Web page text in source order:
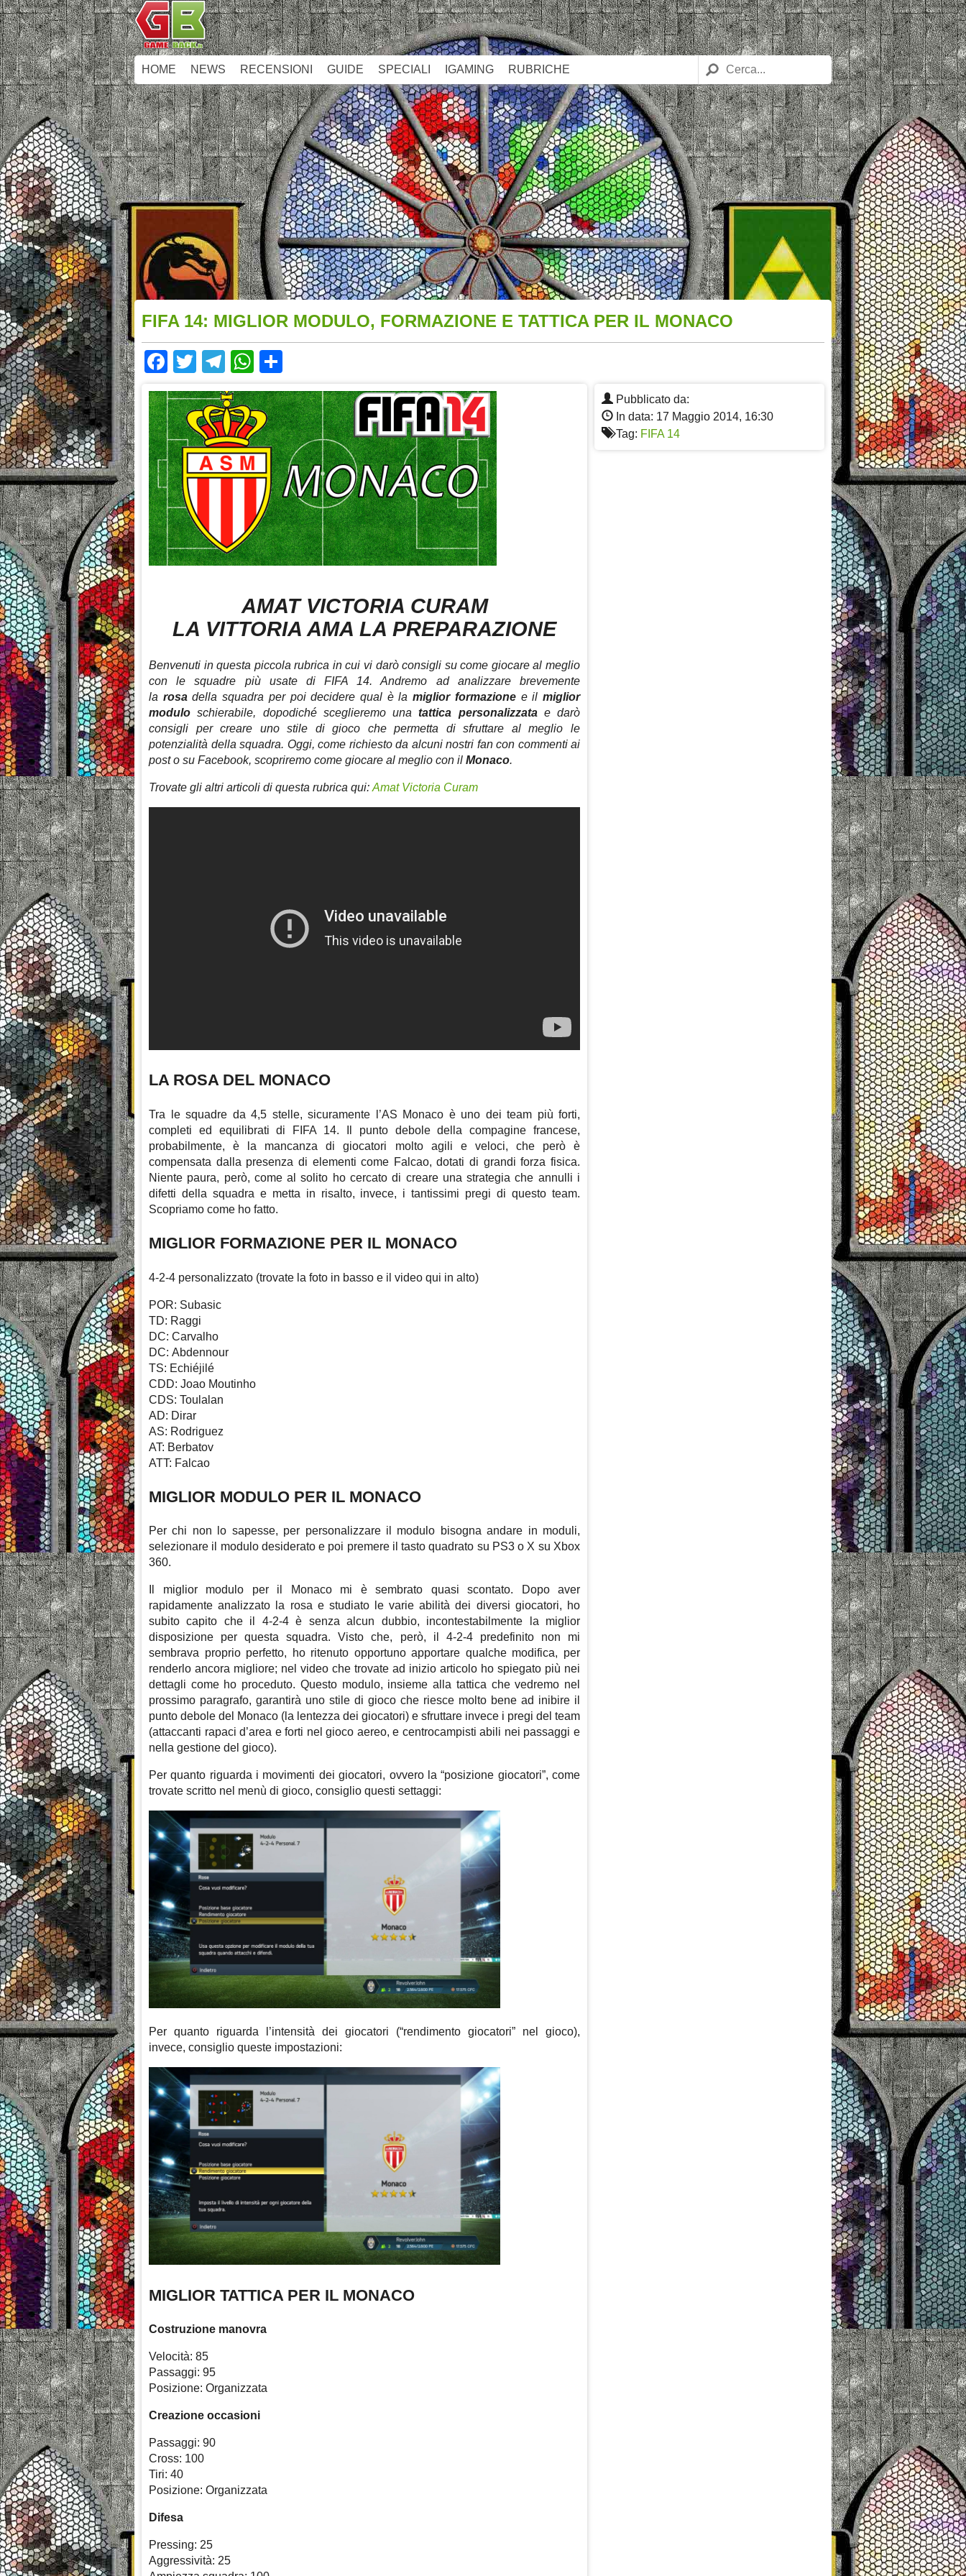
HOME NEWS RECENSIONI GUIDE SPECIALI IGAMING RUBRICHE
FIFA 14: MIGLIOR MODULO, FORMAZIONE E TATTICA PER IL MONACO
Facebook
TwitterTelegram
WhatsApp
Pubblicato da:
In data: 17 Maggio 2014, 16:30
Tag: FIFA 14
AMAT VICTORIA CURAM
LA VITTORIA AMA LA PREPARAZIONE
Benvenuti in questa piccola rubrica in cui vi darò consigli su come giocare al meglio
con le squadre più usate di FIFA 14. Andremo ad analizzare brevemente
la rosadella squadra per poi decidere qual è lamiglior formazione e il miglior
modulo schierabile, dopodiché sceglieremo unatattica personalizzatae darò
consigli per creare uno stile di gioco che permetta di sfruttare al meglio le
potenzialità della squadra. Oggi, come richiesto da alcuni nostri fan con commenti ai
post o su Facebook, scopriremo come giocare al meglio con il Monaco.
Trovate gli altri articoli di questa rubrica qui: Amat Victoria Curam
LA ROSA DEL MONACO
Tra le squadre da 4,5 stelle, sicuramente l’AS Monaco è uno dei team più forti,
completi ed equilibrati di FIFA 14. Il punto debole della compagine francese,
probabilmente, è la mancanza di giocatori molto agili e veloci, che però è
compensata dalla presenza di elementi come Falcao, dotati di grandi forza fisica.
Niente paura, però, come al solito ho cercato di creare una strategia che annulli i
difetti della squadra e metta in risalto, invece, i tantissimi pregi di questo team.
Scopriamo come ho fatto.
MIGLIOR FORMAZIONE PER IL MONACO
4-2-4 personalizzato (trovate la foto in basso e il video qui in alto)
POR: Subasic
TD: Raggi
DC: Carvalho
DC: Abdennour
TS: Echiéjilé
CDD: Joao Moutinho
CDS: Toulalan
AD: Dirar
AS: Rodriguez
AT: Berbatov
ATT: Falcao
MIGLIOR MODULO PER IL MONACO
Per chi non lo sapesse, per personalizzare il modulo bisogna andare in moduli,
selezionare il modulo desiderato e poi premere il tasto quadrato su PS3 o X su Xbox
360.
Il miglior modulo per il Monaco mi è sembrato quasi scontato. Dopo aver
rapidamente analizzato la rosa e studiato le varie abilità dei diversi giocatori, ho
subito capito che il 4-2-4 è senza alcun dubbio, incontestabilmente la miglior
disposizione per questa squadra. Visto che, però, il 4-2-4 predefinito non mi
sembrava proprio perfetto, ho ritenuto opportuno apportare qualche modifica, per
renderlo ancora migliore; nel video che trovate ad inizio articolo ho spiegato più nei
dettagli come ho proceduto. Questo modulo, insieme alla tattica che vedremo nel
prossimo paragrafo, garantirà uno stile di gioco che riesce molto bene ad inibire il
punto debole del Monaco (la lentezza dei giocatori) e sfruttare invece i pregi del team
(attaccanti rapaci d’area e forti nel gioco aereo, e centrocampisti abili nei passaggi e
nella gestione del gioco).
Per quanto riguarda i movimenti dei giocatori, ovvero la “posizione giocatori”, come
trovate scritto nel menù di gioco, consiglio questi settaggi:
Per quanto riguarda l’intensità dei giocatori (“rendimento giocatori” nel gioco),
invece, consiglio queste impostazioni:
MIGLIOR TATTICA PER IL MONACO
Costruzione manovra
Velocità: 85
Passaggi: 95
Posizione: Organizzata
Creazione occasioni
Passaggi: 90
Cross: 100
Tiri: 40
Posizione: Organizzata
Difesa
Pressing: 25
Aggressività: 25